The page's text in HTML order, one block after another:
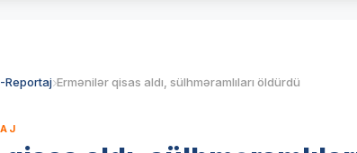
Reportaj Ermənilər qisas aldı, sülhməramlıları öldürdü